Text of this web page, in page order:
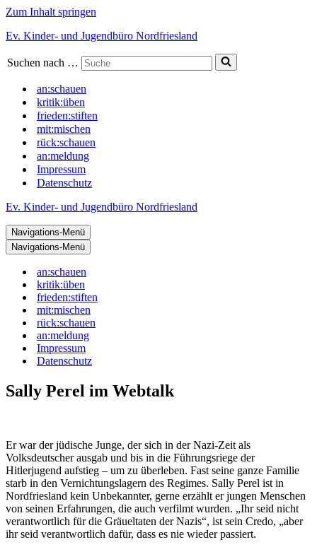
Zum Inhalt springen
Ev. Kinder- und Jugendbüro Nordfriesland
Suchen nach …
an:schauen
kritik:üben
frieden:stiften
mit:mischen
rück:schauen
an:meldung
Impressum
Datenschutz
Ev. Kinder- und Jugendbüro Nordfriesland
Navigations-Menü
Navigations-Menü
an:schauen
kritik:üben
frieden:stiften
mit:mischen
rück:schauen
an:meldung
Impressum
Datenschutz
Sally Perel im Webtalk
Er war der jüdische Junge, der sich in der Nazi-Zeit als
Volksdeutscher ausgab und bis in die Führungsriege der
Hitlerjugend aufstieg – um zu überleben. Fast seine ganze Familie
starb in den Vernichtungslagern des Regimes. Sally Perel ist in
Nordfriesland kein Unbekannter, gerne erzählt er jungen Menschen
von seinen Erfahrungen, die auch verfilmt wurden. „Ihr seid nicht
verantwortlich für die Gräueltaten der Nazis“, ist sein Credo, „aber
ihr seid verantwortlich dafür, dass es nie wieder passiert.